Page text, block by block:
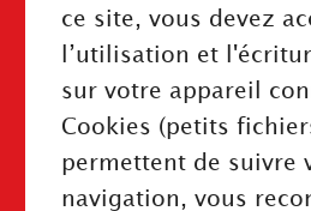
Courroies
INFORMATIONS
ce site, vous devez
l’utilisation et
sur votre appareil
Cookies (petits
permettent de suivre
navigation, vous